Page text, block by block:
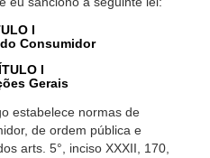
I
Consumidor
I
Gerais
estabelece normas de
de ordem pública e
arts. 5°, inciso XXXII, 170,